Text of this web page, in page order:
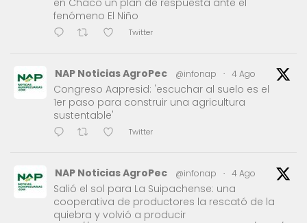
fenómeno El Niño
Twitter
NAP Noticias AgroPec @infonap · 4 Ago
Congreso Aapresid: 'escuchar al suelo es el
1er paso para construir una agricultura
sustentable'
Twitter
NAP Noticias AgroPec @infonap · 4 Ago
Salió el sol para La Suipachense: una
cooperativa de productores la rescató de la
quiebra y volvió a producir